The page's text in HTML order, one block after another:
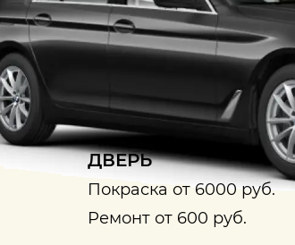
ДВЕРЬ
Покраска от 6000 руб.
Ремонт от 600 руб.